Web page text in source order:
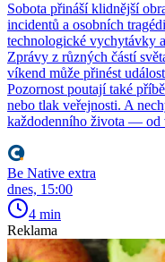
Sobota přináší klidnější
incidentů a osobních
technologické vychytávky
Zprávy z různých částí
víkend může přinést
Pozornost poutají také
nebo tlak veřejnosti. A
každodenního života — od
Be Native extra
dnes, 15:00
4 min
Reklama